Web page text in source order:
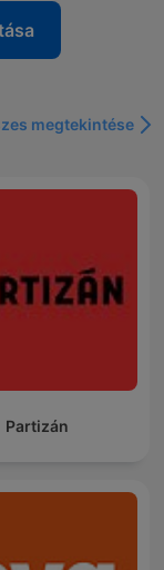
megtekintése
Partizán